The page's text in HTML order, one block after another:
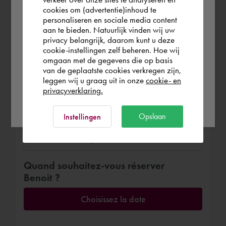
Réserver Benoit
€ 170,-par heure (hors TVA)
À distance ou sur place
Sur place A distance
Lieu de travail
Quand souhaitez-vous réserver
Benoit ?
Choisissez la date
the world. Please confirm in which country
you wish to shop.
België Rest of the world
cookies om (advertentie)inhoud te
personaliseren en sociale media content
aan te bieden. Natuurlijk vinden wij uw
privacy belangrijk, daarom kunt u deze
cookie-instellingen zelf beheren. Hoe wij
omgaan met de gegevens die op basis
van de geplaatste cookies verkregen zijn,
leggen wij u graag uit in onze cookie- en
privacyverklaring.
Instellingen Opslaan